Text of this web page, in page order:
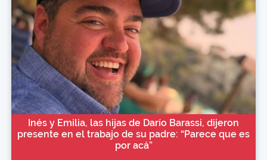
Inés y Emilia, las hijas de Darío Barassi, dijeron
presente en el trabajo de su padre: “Parece que es
por acá”